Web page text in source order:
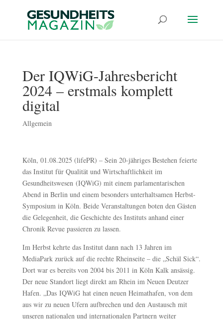
Der IQWiG-Jahresbericht
2024 – erstmals komplett
digital
Allgemein
Köln, 01.08.2025 (lifePR) – Sein 20-jähriges Bestehen feierte
das Institut für Qualität und Wirtschaftlichkeit im
Gesundheitswesen (IQWiG) mit einem parlamentarischen
Abend in Berlin und einem besonders unterhaltsamen Herbst-
Symposium in Köln. Beide Veranstaltungen boten den Gästen
die Gelegenheit, die Geschichte des Instituts anhand einer
Chronik Revue passieren zu lassen.
Im Herbst kehrte das Institut dann nach 13 Jahren im
MediaPark zurück auf die rechte Rheinseite – die „Schäl Sick“.
Dort war es bereits von 2004 bis 2011 in Köln Kalk ansässig.
Der neue Standort liegt direkt am Rhein im Neuen Deutzer
Hafen. „Das IQWiG hat einen neuen Heimathafen, von dem
aus wir zu neuen Ufern aufbrechen und den Austausch mit
unseren nationalen und internationalen Partnern weiter